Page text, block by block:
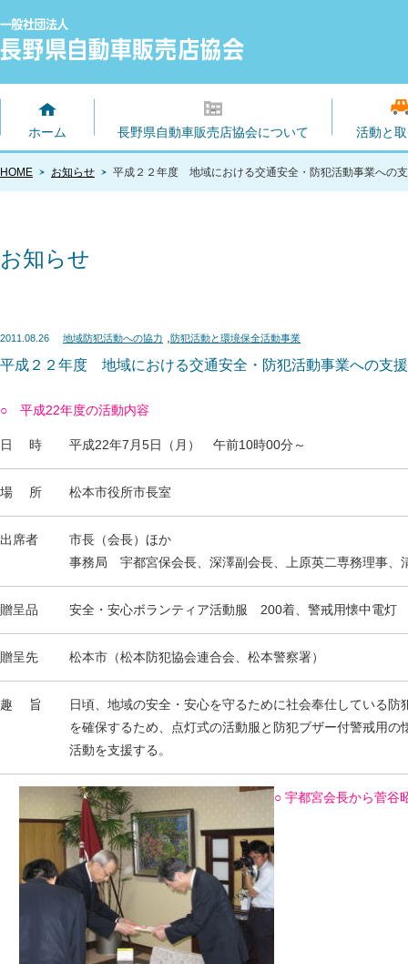
ホーム 長野県自動車販売店協会について 活動と
HOME お知らせ 平成２２年度 地域における交通安全・防犯活動事業への
お知らせ
2011.08.26 地域防犯活動への協力 防犯活動と環境保全活動事業
平成２２年度 地域における交通安全・防犯活動事業への支
○ 平成22年度の活動内容
日 時 平成22年7月5日（月） 午前10時00分～
場 所 松本市役所市長室
出席者
市長（会長）ほか
事務局 宇都宮保会長、深澤副会長、上原英二専務理事、
贈呈品 安全・安心ボランティア活動服 200着、警戒用懐中電灯
贈呈先 松本市（松本防犯協会連合会、松本警察署）
趣 旨
日頃、地域の安全・安心を守るために社会奉仕している
を確保するため、点灯式の活動服と防犯ブザー付警戒用
活動を支援する。
○ 宇都宮会長から菅谷